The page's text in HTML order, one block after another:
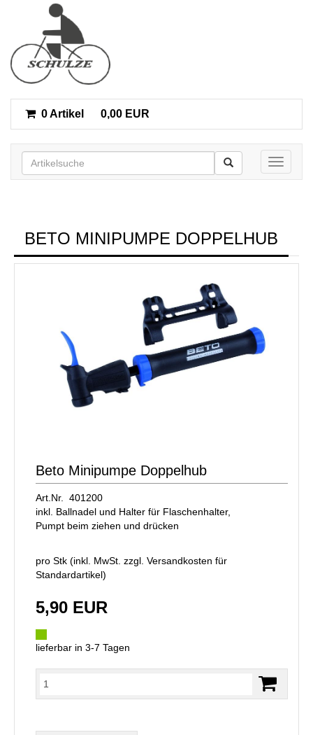
0 Artikel 0,00 EUR
Toggle
BETO MINIPUMPE DOPPELHUB
Beto Minipumpe Doppelhub
Art.Nr. 401200
inkl. Ballnadel und Halter für Flaschenhalter,
Pumpt beim ziehen und drücken
pro Stk (inkl. MwSt. zzgl. Versandkosten für
Standardartikel)
5,90 EUR
lieferbar in 3-7 Tagen